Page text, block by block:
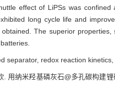
effect of LiPSs was
long cycle life and
The superior properties,
separator, redox reaction
用纳米羟基磷灰石@多孔碳构建